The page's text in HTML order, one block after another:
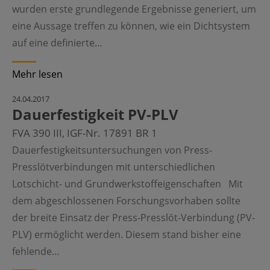
wurden erste grundlegende Ergebnisse generiert, um
eine Aussage treffen zu können, wie ein Dichtsystem
auf eine definierte…
Mehr lesen
24.04.2017
Dauerfestigkeit PV-PLV
FVA 390 III, IGF-Nr. 17891 BR 1
Dauerfestigkeitsuntersuchungen von Press-
Presslötverbindungen mit unterschiedlichen
Lotschicht- und Grundwerkstoffeigenschaften Mit
dem abgeschlossenen Forschungsvorhaben sollte
der breite Einsatz der Press-Presslöt-Verbindung (PV-
PLV) ermöglicht werden. Diesem stand bisher eine
fehlende…